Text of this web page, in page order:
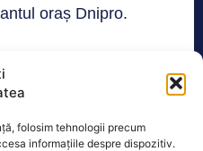
folosim tehnologii precum
informațiile despre dispozitiv.
oraș Dnipro.
altfel a recunoscut chiar
militare speciale”